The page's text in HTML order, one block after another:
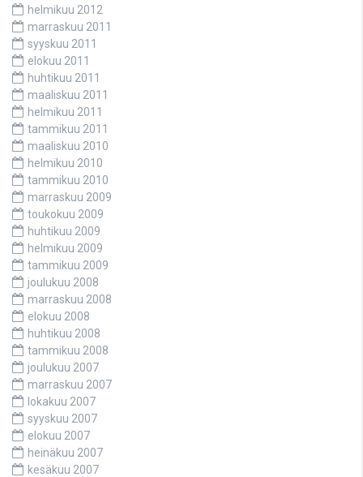
helmikuu 2012
marraskuu 2011
syyskuu 2011
elokuu 2011
huhtikuu 2011
maaliskuu 2011
helmikuu 2011
tammikuu 2011
maaliskuu 2010
helmikuu 2010
tammikuu 2010
marraskuu 2009
toukokuu 2009
huhtikuu 2009
helmikuu 2009
tammikuu 2009
joulukuu 2008
marraskuu 2008
elokuu 2008
huhtikuu 2008
tammikuu 2008
joulukuu 2007
marraskuu 2007
lokakuu 2007
syyskuu 2007
elokuu 2007
heinäkuu 2007
kesäkuu 2007